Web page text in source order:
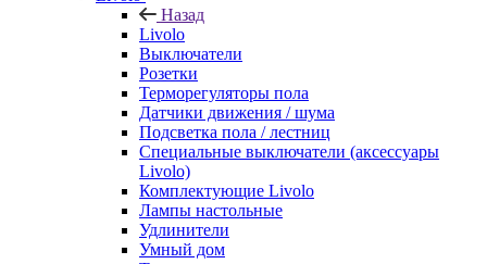
Назад
Livolo
Выключатели
Розетки
Терморегуляторы пола
Датчики движения / шума
Подсветка пола / лестниц
Специальные выключатели (аксессуары
Livolo)
Комплектующие Livolo
Лампы настольные
Удлинители
Умный дом